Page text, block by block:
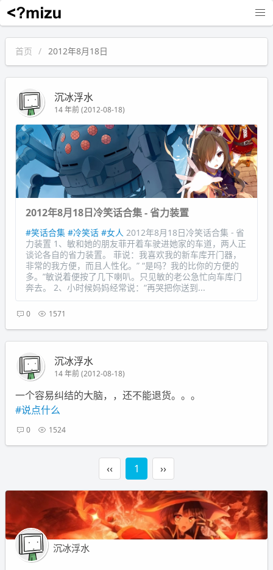
沉冰浮水
首页 2012年8月18日
沉冰浮水
14 年前 (2012-08-18)
2012年8月18日冷笑话合集 - 省力装置
#笑话合集 #冷笑话 #女人 2012年8月18日冷笑话合集 - 省
力装置 1、敏和她的朋友菲开着车驶进她家的车道，两人正
谈论各自的省力装置。 菲说：我喜欢我的新车库开门器，
非常的我方便，而且人性化。” “是吗？我的比你的方便的
多。”敏说着便按了几下喇叭。只见敏的老公急忙向车库门
奔去。 2、小时候妈妈经常说：“再哭把你送到...
0 1571
沉冰浮水
14 年前 (2012-08-18)
一个容易纠结的大脑，，还不能退货。。。
#说点什么
0 1524
‹‹ 1 ››
沉冰浮水